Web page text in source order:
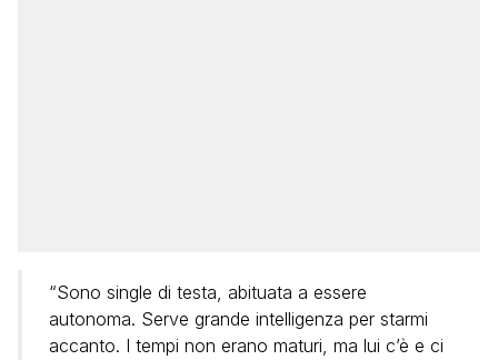
“Sono single di testa, abituata a essere
autonoma. Serve grande intelligenza per starmi
accanto. I tempi non erano maturi, ma lui c’è e ci